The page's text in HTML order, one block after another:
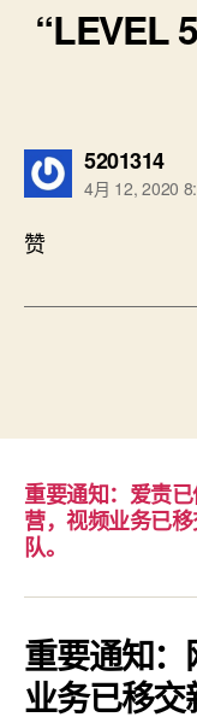
“LEVEL
5201314说：
4月 12, 2020
赞
重要通知：爱责
营，视频业务已
队。
重要通知
业务已移交